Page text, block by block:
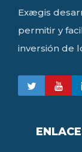
Exægis
permitir y
inversión de